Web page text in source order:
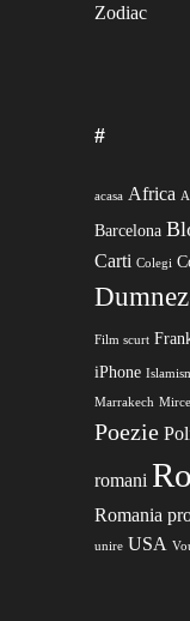
Zodiac
#
acasa Africa
Barcelona
Carti Colegi
Film scurt
iPhone
Marrakech
Poezie
romani
Romania
unire USA